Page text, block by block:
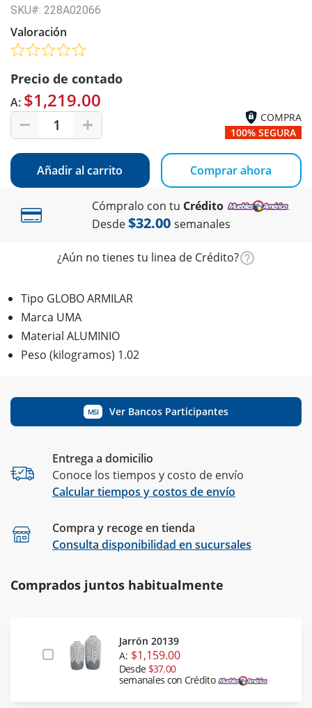
SKU#: 228A02066
Valoración
Precio de contado
A: $1,219.00
1
COMPRA
100% SEGURA
Añadir al carrito Comprar ahora
Cómpralo con tu Crédito
Desde$32.00 semanales
¿Aún no tienes tu linea de Crédito?
Tipo GLOBO ARMILAR
Marca UMA
Material ALUMINIO
Peso (kilogramos) 1.02
MSI Ver Bancos Participantes
Entrega a domicilio
Conoce los tiempos y costo de envío
Calcular tiempos y costos de envío
Compra y recoge en tienda
Consulta disponibilidad en sucursales
Comprados juntos habitualmente
Jarrón 20139
A: $1,159.00
Desde $37.00
semanales con Crédito